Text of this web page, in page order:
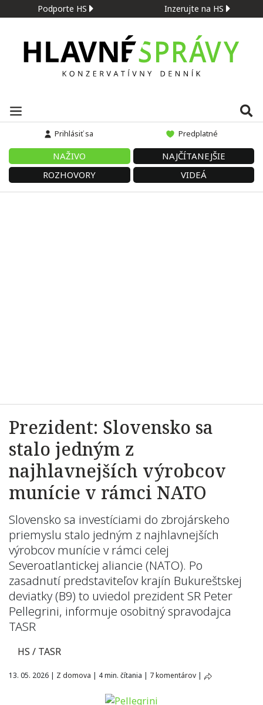
Podporte HS Inzerujte na HS
Prihlásiť sa Predplatné
NAŽIVO
NAJČÍTANEJŠIE
ROZHOVORY
VIDEÁ
Prezident: Slovensko sa
stalo jedným z
najhlavnejších výrobcov
munície v rámci NATO
Slovensko sa investíciami do zbrojárskeho
priemyslu stalo jedným z najhlavnejších
výrobcov munície v rámci celej
Severoatlantickej aliancie (NATO). Po
zasadnutí predstaviteľov krajín Bukureštskej
deviatky (B9) to uviedol prezident SR Peter
Pellegrini, informuje osobitný spravodajca
TASR
HS / TASR
13. 05. 2026 | Z domova | 4 min. čítania | 7 komentárov |